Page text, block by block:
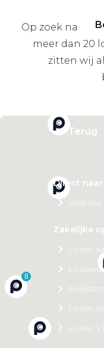
Terug
Direct naar
Website
Zakelijke
Lease
Lease
Lease a
Op zoek naar
meer dan 20
zitten wij
8